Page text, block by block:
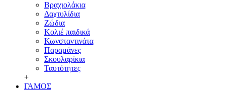
Βραχιολάκια
Δαχτυλίδια
Ζώδια
Κολιέ παιδικά
Κωνσταντινάτα
Παραμάνες
Σκουλαρίκια
Ταυτότητες
+
ΓΑΜΟΣ